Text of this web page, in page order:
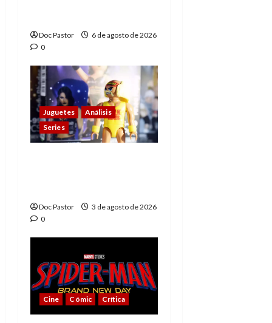
Doc Pastor
6 de agosto de 2026
0
Juguetes
Análisis
Series
Doc Pastor
3 de agosto de 2026
0
Cine Cómic Crítica